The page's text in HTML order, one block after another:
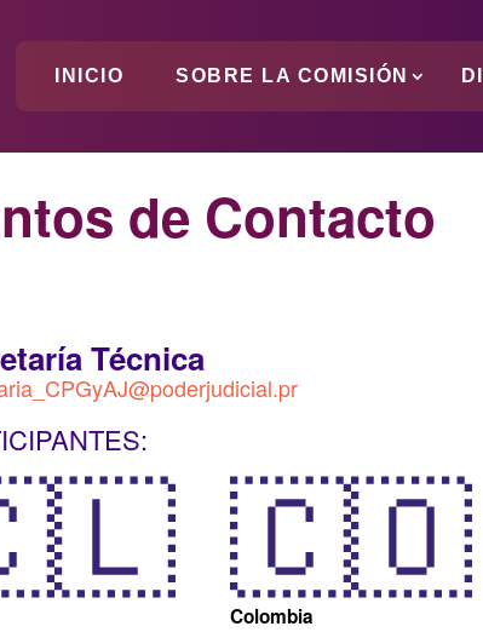
INICIO SOBRE LA COMISIÓN
de Contacto
Técnica
🇨🇴
Colombia